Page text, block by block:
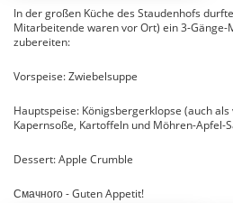
In der großen Küche des Staudenhofs
Mitarbeitende waren vor Ort) ein 3-Gänge-
zubereiten:
Vorspeise: Zwiebelsuppe
Hauptspeise: Königsbergerklopse (auch
Kapernsoße, Kartoffeln und Möhren-Apfel-
Dessert: Apple Crumble
Смачного - Guten Appetit!